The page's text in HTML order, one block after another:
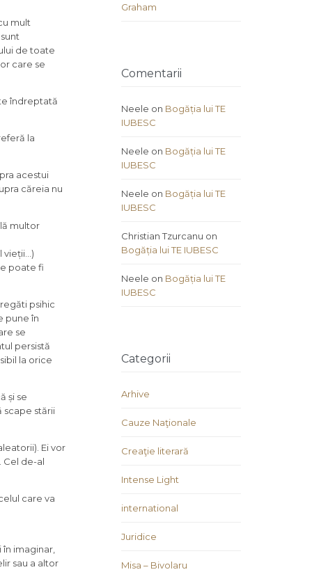
mult
de toate
care se
îndreptată
la
acestui
căreia nu
multor
vieții…)
poate fi
psihic
pune în
se
persistă
la orice
și se
scape stării
Ei vor
Cel de-al
care va
imaginar,
sau a altor
Graham
Comentarii
Neele on Bogăția lui TE
IUBESC
Neele on Bogăția lui TE
IUBESC
Neele on Bogăția lui TE
IUBESC
Christian Tzurcanu on
Bogăția lui TE IUBESC
Neele on Bogăția lui TE
IUBESC
Categorii
Arhive
Cauze Naţionale
Creaţie literară
Intense Light
international
Juridice
Misa – Bivolaru